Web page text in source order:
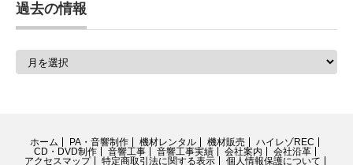
過去の情報
ホーム PA・音響制作 機材レンタル 機材販売
ハイレゾREC
CD・DVD制作
音響工事 音響工事実績 会社案内
会社沿革
アクセスマップ
特定商取引法に関する表示 個人情報保護について